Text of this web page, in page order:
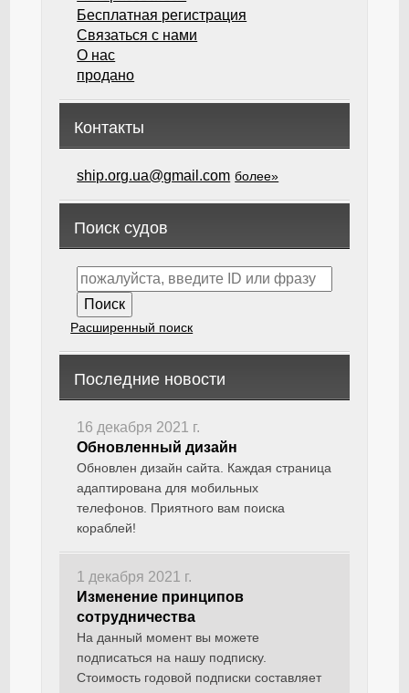
Бесплатная регистрация
Связаться с нами
О нас
продано
Контакты
ship.org.ua@gmail.com более»
Поиск судов
Расширенный поиск
Последние новости
16 декабря 2021 г.
Обновленный дизайн
Обновлен дизайн сайта. Каждая страница
адаптирована для мобильных
телефонов. Приятного вам поиска
кораблей!
1 декабря 2021 г.
Изменение принципов
сотрудничества
На данный момент вы можете
подписаться на нашу подписку.
Стоимость годовой подписки составляет